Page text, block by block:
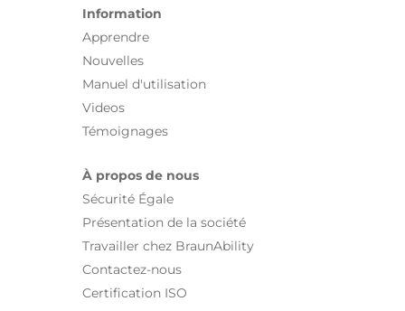
Information
Apprendre
Nouvelles
Manuel d'utilisation
Videos
Témoignages
À propos de nous
Sécurité Égale
Présentation de la société
Travailler chez BraunAbility
Contactez-nous
Certification ISO